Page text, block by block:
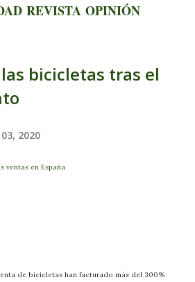
REVISTA OPINIÓN
bicicletas tras el
2020
ventas en España
de bicicletas han facturado más del 300%